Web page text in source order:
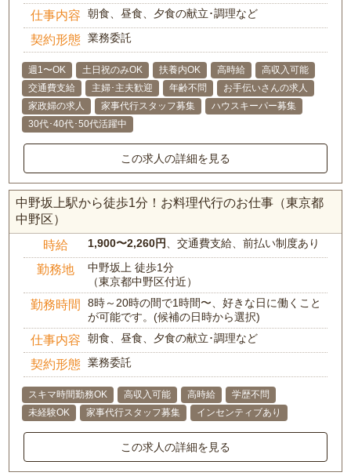
仕事内容 朝食、昼食、夕食の献立･調理など
契約形態 業務委託
週1〜OK 土日祝のみOK 扶養内OK 高時給
高収入可能
交通費支給
主婦･主夫歓迎 年齢不問
お手伝いさんの求人
家政婦の求人
家事代行スタッフ募集
ハウスキーパー募集
30代･40代･50代活躍中
この求人の詳細を見る
中野坂上駅から徒歩1分！お料理代行のお仕事（東京都
中野区）
時給 1,900〜2,260円 、交通費支給、前払い制度あり
勤務地
中野坂上 徒歩1分
（東京都中野区付近）
勤務時間
8時～20時の間で1時間〜、好きな日に働くこと
が可能です。(候補の日時から選択)
仕事内容 朝食、昼食、夕食の献立･調理など
契約形態 業務委託
スキマ時間勤務OK 高収入可能 高時給
学歴不問
未経験OK
家事代行スタッフ募集 インセンティブあり
この求人の詳細を見る